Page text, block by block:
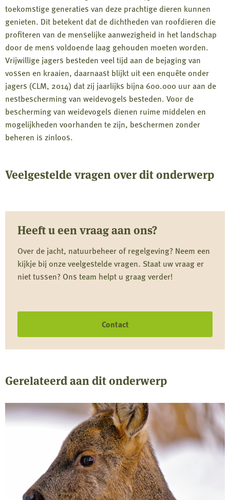
toekomstige generaties van deze prachtige dieren kunnen
genieten. Dit betekent dat de dichtheden van roofdieren die
profiteren van de menselijke aanwezigheid in het landschap
door de mens voldoende laag gehouden moeten worden.
Vrijwillige jagers besteden veel tijd aan de bejaging van
vossen en kraaien, daarnaast blijkt uit een enquête onder
jagers (CLM, 2014) dat zij jaarlijks bijna 600.000 uur aan de
nestbescherming van weidevogels besteden. Voor de
bescherming van weidevogels dienen ruime middelen en
mogelijkheden voorhanden te zijn, beschermen zonder
beheren is zinloos.
Veelgestelde vragen over dit onderwerp
Heeft u een vraag aan ons?
Over de jacht, natuurbeheer of regelgeving? Neem een
kijkje bij onze veelgestelde vragen. Staat uw vraag er
niet tussen? Ons team helpt u graag verder!
Contact
Gerelateerd aan dit onderwerp